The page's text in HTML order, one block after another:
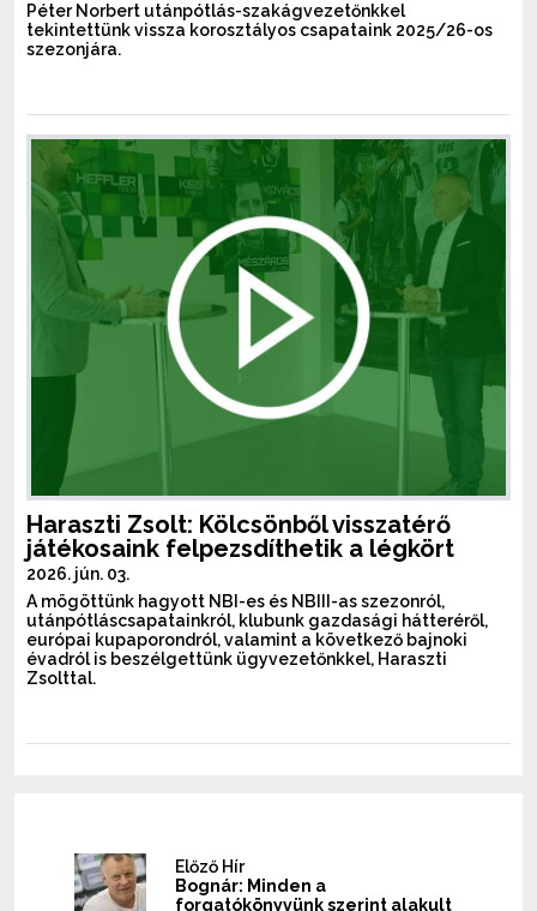
Péter Norbert utánpótlás-szakágvezetőnkkel
tekintettünk vissza korosztályos csapataink 2025/26-os
szezonjára.
Haraszti Zsolt: Kölcsönből visszatérő
játékosaink felpezsdíthetik a légkört
2026. jún. 03.
A mögöttünk hagyott NBI-es és NBIII-as szezonról,
utánpótláscsapatainkról, klubunk gazdasági hátteréről,
európai kupaporondról, valamint a következő bajnoki
évadról is beszélgettünk ügyvezetőnkkel, Haraszti
Zsolttal.
Előző Hír
Bognár: Minden a
forgatókönyvünk szerint alakult